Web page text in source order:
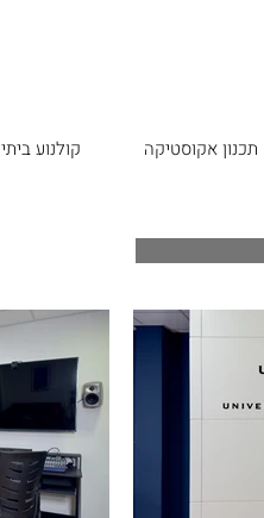
תכנון אקוסטיקה קולנוע ביתי